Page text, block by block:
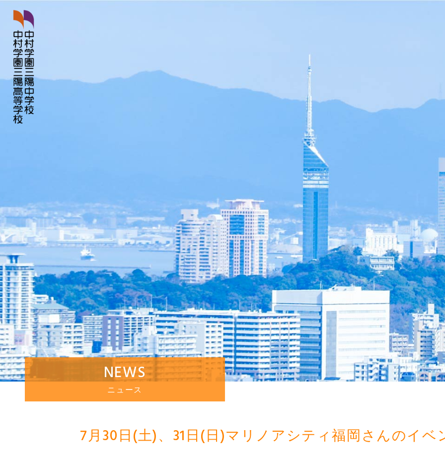
NEWS
ニュース
7月30日(土)、31日(日)マリノアシティ福岡さんのイベ